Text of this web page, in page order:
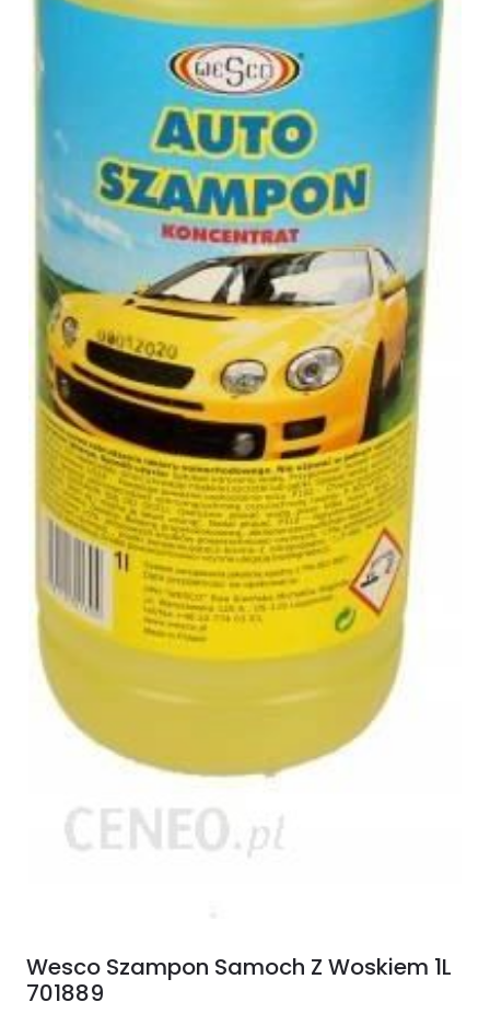
Wesco Szampon Samoch Z Woskiem 1L
701889